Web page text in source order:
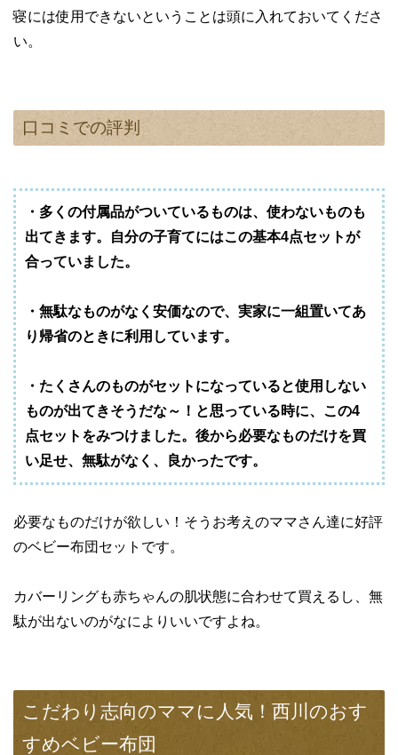
寝には使用できないということは頭に入れておいてくださ
い。
口コミでの評判
・多くの付属品がついているものは、使わないものも
出てきます。自分の子育てにはこの基本4点セットが
合っていました。
・無駄なものがなく安価なので、実家に一組置いてあ
り帰省のときに利用しています。
・たくさんのものがセットになっていると使用しない
ものが出てきそうだな～！と思っている時に、この4
点セットをみつけました。後から必要なものだけを買
い足せ、無駄がなく、良かったです。
必要なものだけが欲しい！そうお考えのママさん達に好評
のベビー布団セットです。
カバーリングも赤ちゃんの肌状態に合わせて買えるし、無
駄が出ないのがなによりいいですよね。
こだわり志向のママに人気！西川のおす
すめベビー布団